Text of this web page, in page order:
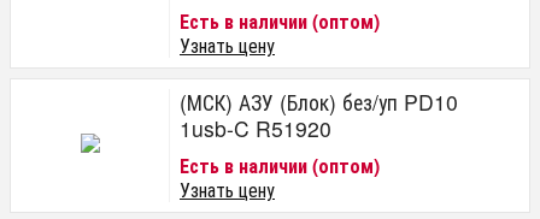
Есть в наличии (оптом)
Узнать цену
(МСК) АЗУ (Блок) без/уп PD10
1usb-C R51920
Есть в наличии (оптом)
Узнать цену